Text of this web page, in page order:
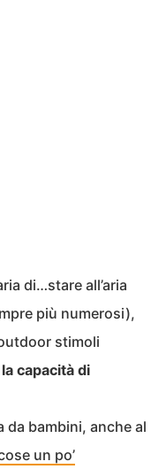
di…stare all’aria
più numerosi),
stimoli
capacità di
da bambini, anche al
un po’